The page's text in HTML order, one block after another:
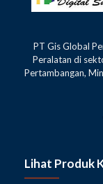
PT Gis Global
Peralatan di
Pertambangan,
Lihat Produk